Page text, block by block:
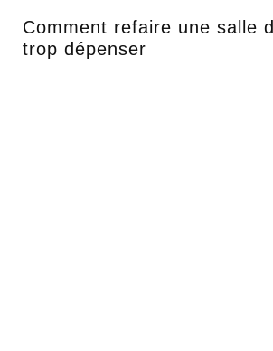
Comment refaire une salle
trop dépenser